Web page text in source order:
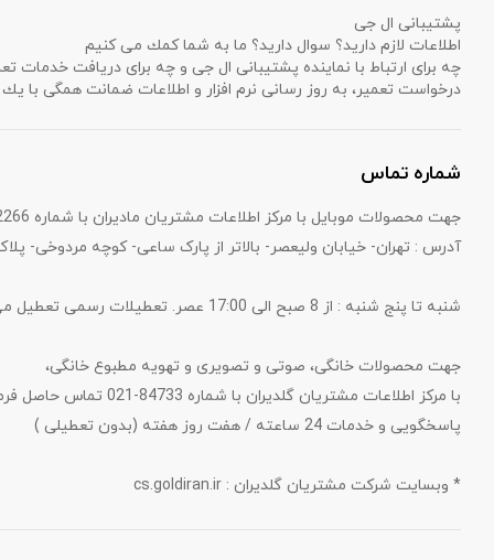
پشتیبانی ال جی
اطلاعات لازم دارید؟ سوال دارید؟ ما به شما كمك می كنیم
چه برای ارتباط با نماینده پشتیبانی ال جی و چه برای دریافت خدمات
درخواست تعمیر، به روز رسانی نرم افزار و اطلاعات ضمانت همگی
شماره تماس
جهت محصولات موبایل با مرکز اطلاعات مشتریان مادیران با شماره 82266-021 تماس حاصل فرمایید.
آدرس : تهران- خیابان ولیعصر- بالاتر از پارک ساعی- کوچه مردوخی-
شنبه تا پنج شنبه : از 8 صبح الی 17:00 عصر. تعطیلات رسمی تعطیل می‌باشد.
جهت محصولات خانگی، صوتی و تصویری و تهویه مطبوع خانگی،
با مرکز اطلاعات مشتریان گلدیران با شماره 84733-021 تماس حاصل فرمایید.
پاسخگویی و خدمات 24 ساعته / هفت روز هفته (بدون تعطیلی )
* وبسایت شرکت مشتریان گلدیران : cs.goldiran.ir